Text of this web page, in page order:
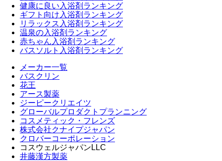
健康に良い入浴剤ランキング
ギフト向け入浴剤ランキング
リラックス入浴剤ランキング
温泉の入浴剤ランキング
赤ちゃん入浴剤ランキング
バスソルト入浴剤ランキング
メーカー一覧
バスクリン
花王
アース製薬
ジーピークリエイツ
グローバルプロダクトプランニング
コスメティック・フレンズ
株式会社クナイプジャパン
クロバーコーポレーション
コスウェルジャパンLLC
井藤漢方製薬